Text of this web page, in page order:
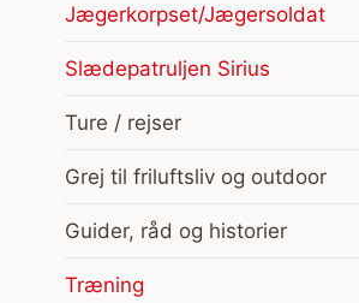
Jægerkorpset/Jægersoldat
Slædepatruljen Sirius
Ture / rejser
Grej til friluftsliv og outdoor
Guider, råd og historier
Træning